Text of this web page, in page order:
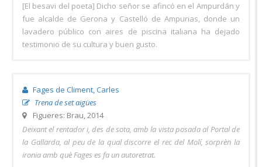
[El besavi del poeta] Dicho señor se afincó en el Ampurdán y
fue alcalde de Gerona y Castelló de Ampurias, donde un
lavadero público con aires de piscina italiana ha dejado
testimonio de su cultura y buen gusto.
Fages de Climent, Carles
Trena de set aigües
Figueres: Brau, 2014
Deixant el rentador i, des de sota, amb la vista posada al Portal de
la Gallarda, al peu de la qual discorre el rec del Molí, sorprèn la
ironia amb què Fages es fa un autoretrat.